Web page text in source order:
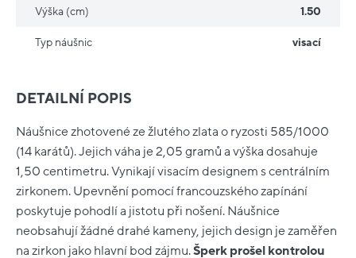
DETAILNÍ POPIS
Náušnice zhotovené ze žlutého zlata o ryzosti 585/1000
(14 karátů). Jejich váha je 2,05 gramů a výška dosahuje
1,50 centimetru. Vynikají visacím designem s centrálním
zirkonem. Upevnění pomocí francouzského zapínání
poskytuje pohodlí a jistotu při nošení. Náušnice
neobsahují žádné drahé kameny, jejich design je zaměřen
na zirkon jako hlavní bod zájmu.Šperk prošel kontrolou
Výška (cm) 1.50
Typ náušnic visací